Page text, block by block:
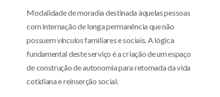
Modalidade de moradia destinada àquelas pessoas
com internação de longa permanência que não
possuem vínculos familiares e sociais. A lógica
fundamental deste serviço é a criação de um espaço
de construção de autonomia para retomada da vida
cotidiana e reinserção social.